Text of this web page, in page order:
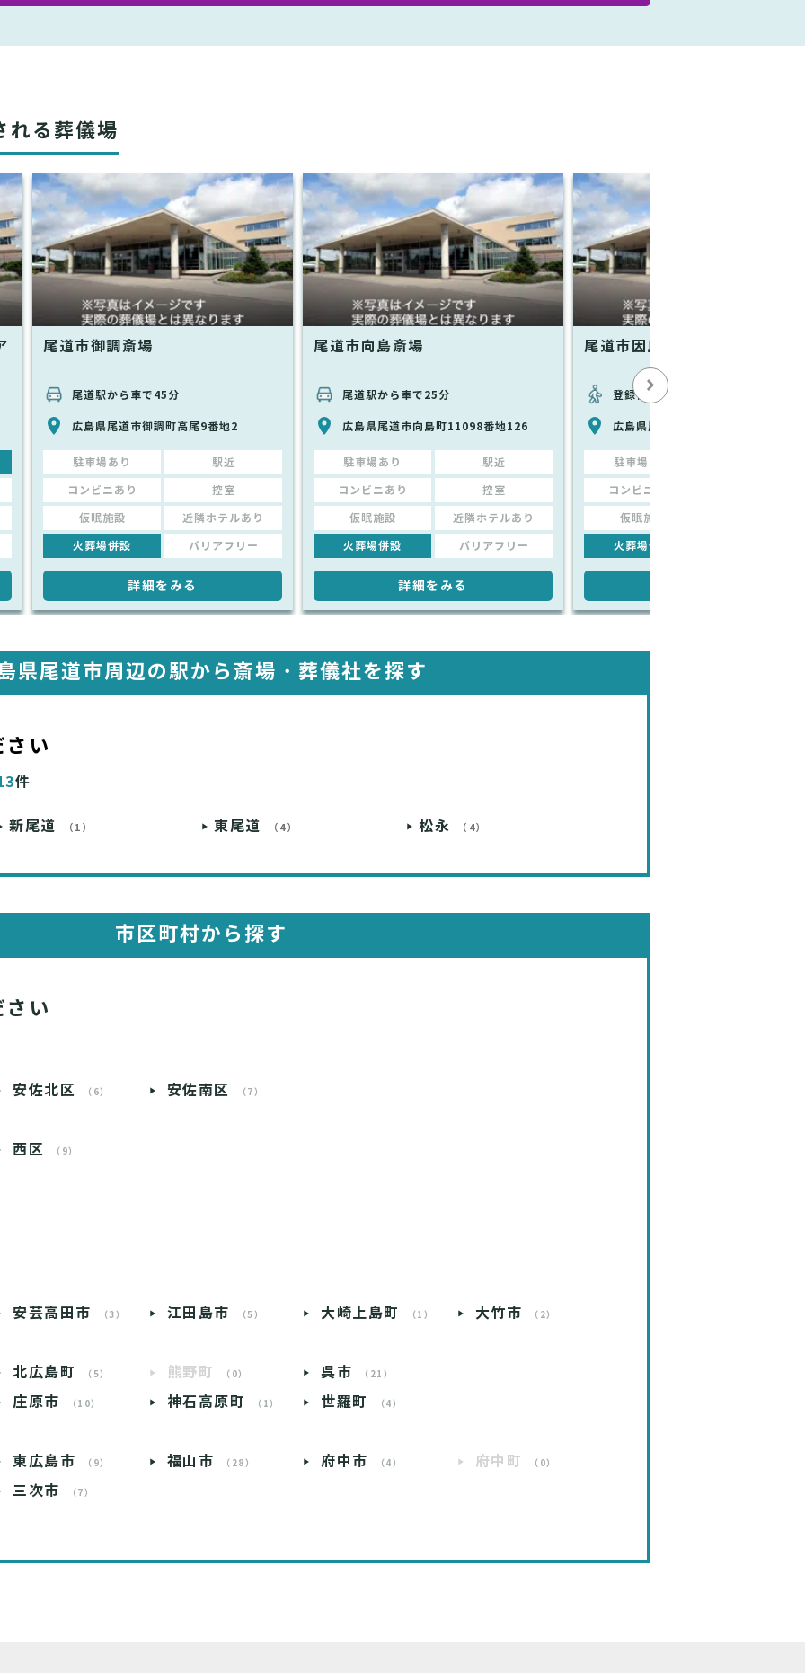
れる葬儀場
尾道市御調斎場
尾道駅から車で45分
広島県尾道市御調町高尾9番地2
駐車場あり 駅近
コンビニあり 控室
仮眠施設 近隣ホテルあり
火葬場併設 バリアフリー
詳細をみる
尾道市向島斎場
尾道駅から車で25分
広島県尾道市向島町11098番地126
駐車場あり 駅近
コンビニあり 控室
仮眠施設 近隣ホテルあり
火葬場併設 バリアフリー
詳細をみる
尾道市因島斎場
登録情報なし
広島県尾道市因島重井町4650番地
駐車場あり
コンビニあり
仮眠施設
火葬場併設
県尾道市周辺の駅から 斎場・葬儀社を探す
い
件
新尾道 （1） 東尾道 （4） 松永 （4）
市区町村から探す
い
安佐北区 （6） 安佐南区 （7）
西区 （9）
安芸高田市 （3） 江田島市 （5） 大崎上島町 （1） 大竹市 （2）
北広島町 （5） 熊野町 （0） 呉市 （21）
庄原市 （10） 神石高原町 （1） 世羅町 （4）
東広島市 （9） 福山市 （28） 府中市 （4） 府中町 （0）
三次市 （7）